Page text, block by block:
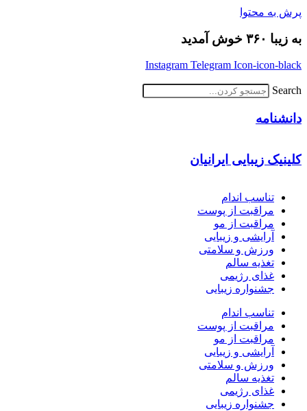
پرش به محتوا
به زیبا ۳۶۰ خوش آمدید
Instagram Telegram Icon-icon-black
Search
دانشنامه
کلینیک زیبایی ایرانیان
تناسب اندام
مراقبت از پوست
مراقبت از مو
آرایشی و زیبایی
ورزش و سلامتی
تغذیه سالم
غذای رژیمی
جشنواره زیبایی
تناسب اندام
مراقبت از پوست
مراقبت از مو
آرایشی و زیبایی
ورزش و سلامتی
تغذیه سالم
غذای رژیمی
جشنواره زیبایی